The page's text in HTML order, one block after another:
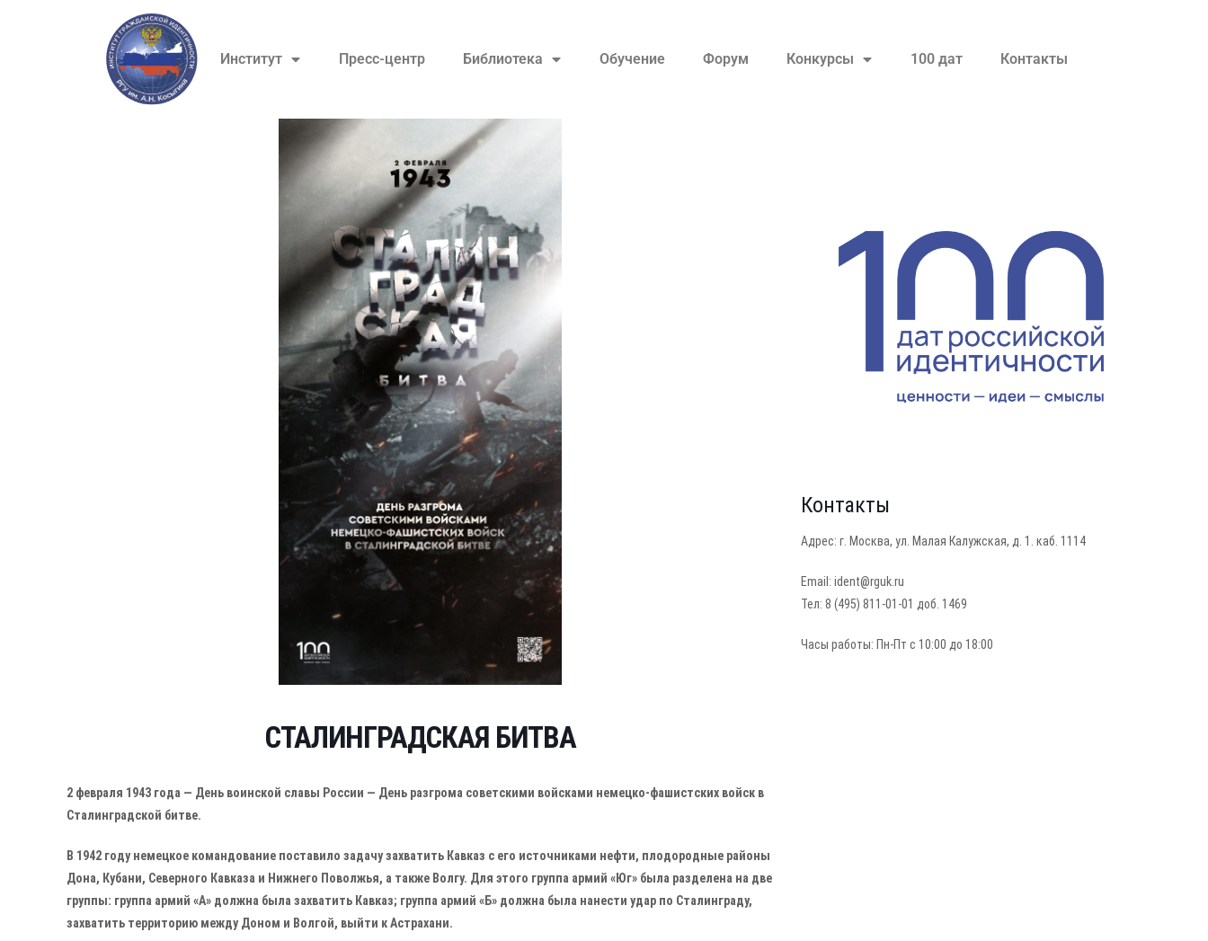
Институт Пресс-центр Библиотека Обучение Форум Конкурсы 100 дат Контакты
СТАЛИНГРАДСКАЯ БИТВА
2 февраля 1943 года — День воинской славы России — День разгрома советскими войсками немецко-фашистских войск в
Сталинградской битве.
В 1942 году немецкое командование поставило задачу захватить Кавказ с его источниками нефти, плодородные районы
Дона, Кубани, Северного Кавказа и Нижнего Поволжья, а также Волгу. Для этого группа армий «Юг» была разделена на две
группы: группа армий «А» должна была захватить Кавказ; группа армий «Б» должна была нанести удар по Сталинграду,
захватить территорию между Доном и Волгой, выйти к Астрахани.
Контакты
Адрес: г. Москва, ул. Малая Калужская, д. 1. каб. 1114
Email: ident@rguk.ru
Тел: 8 (495) 811-01-01 доб. 1469
Часы работы: Пн-Пт с 10:00 до 18:00